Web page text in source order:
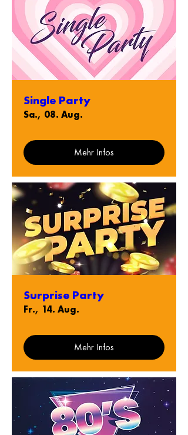
Single Party
Sa., 08. Aug.
Mehr Infos
Surprise Party
Fr., 14. Aug.
Mehr Infos